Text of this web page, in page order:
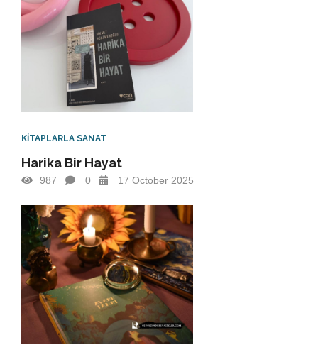
KİTAPLARLA SANAT
Harika Bir Hayat
987 0 17 October 2025